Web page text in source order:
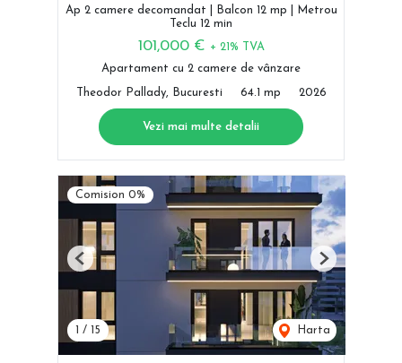
Ap 2 camere decomandat | Balcon 12 mp | Metrou
Teclu 12 min
101,000 € + 21% TVA
Apartament cu 2 camere de vânzare
Theodor Pallady, Bucuresti 64.1 mp 2026
Vezi mai multe detalii
Comision 0%
1 / 15 Harta
Previous Next